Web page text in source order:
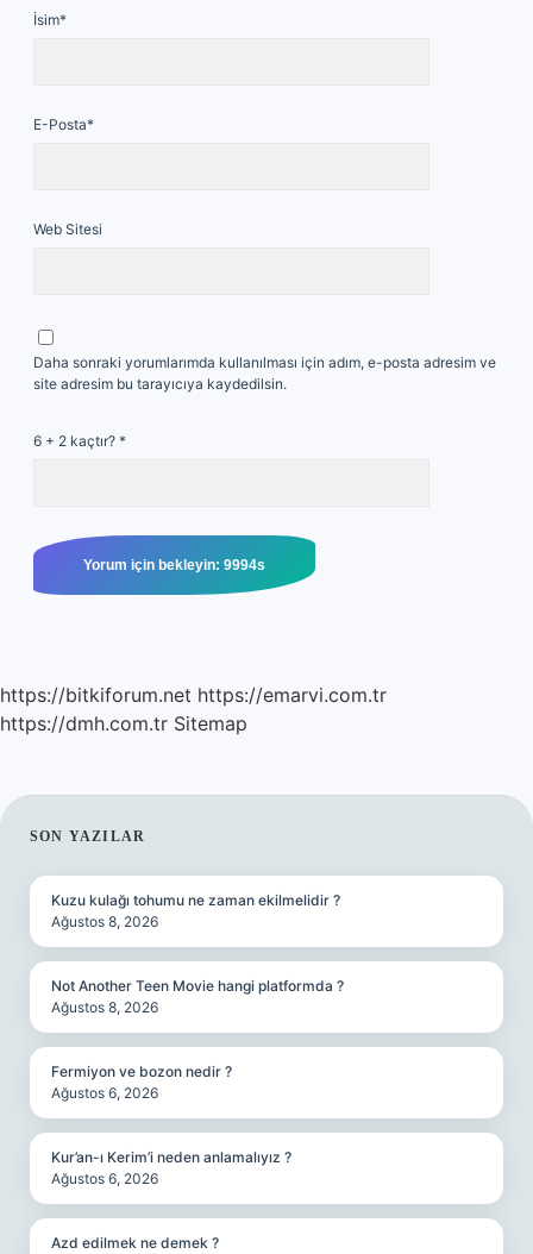
İsim*
E-Posta*
Web Sitesi
Daha sonraki yorumlarımda kullanılması için adım, e-posta adresim ve
site adresim bu tarayıcıya kaydedilsin.
6 + 2 kaçtır? *
https://bitkiforum.net https://emarvi.com.tr
https://dmh.com.tr Sitemap
SIDEBAR
SON YAZILAR
Kuzu kulağı tohumu ne zaman ekilmelidir ?
Ağustos 8, 2026
Not Another Teen Movie hangi platformda ?
Ağustos 8, 2026
Fermiyon ve bozon nedir ?
Ağustos 6, 2026
Kur’an-ı Kerim’i neden anlamalıyız ?
Ağustos 6, 2026
Azd edilmek ne demek ?